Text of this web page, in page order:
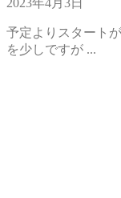
予定よりスタート
を少しですが ...